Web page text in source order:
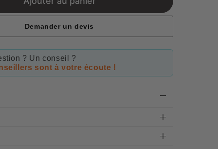
Demander un devis
? Un conseil ?
sont à votre écoute !